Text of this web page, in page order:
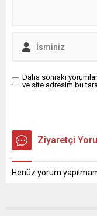
Daha sonraki
ve site adresim bu
Ziyaretçi
Henüz yorum